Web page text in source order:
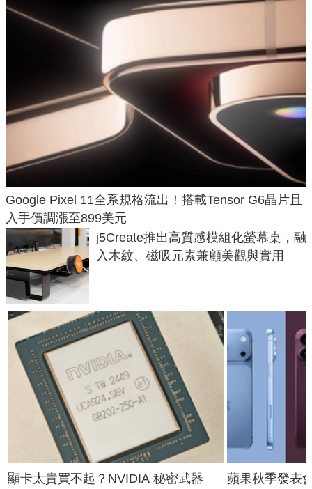
Google Pixel 11全系規格流出！搭載Tensor G6晶片且
入手價調漲至899美元
j5Create推出高質感模組化螢幕桌，融
入木紋、磁吸元素兼顧美觀與實用
顯卡太貴買不起？NVIDIA 秘密武器
蘋果秋季發表